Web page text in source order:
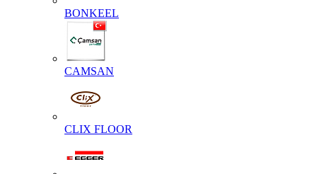
BONKEEL
CAMSAN
CLIX FLOOR